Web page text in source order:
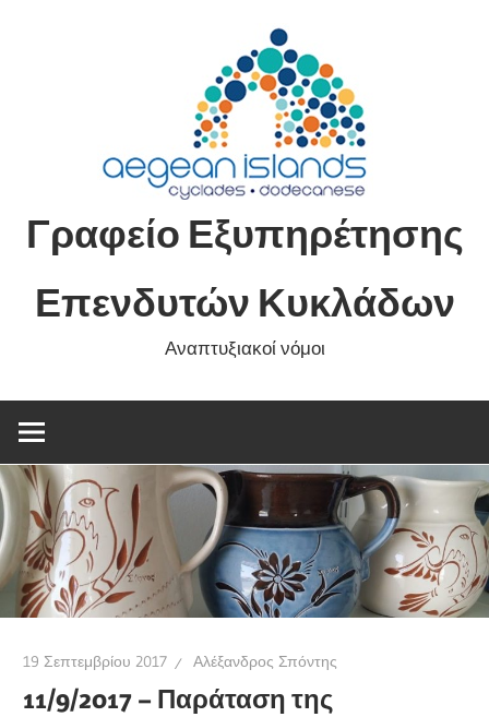
Γραφείο Εξυπηρέτησης
Επενδυτών Κυκλάδων
Αναπτυξιακοί νόμοι
19 Σεπτεμβρίου 2017 Αλέξανδρος Σπόντης
11/9/2017 – Παράταση της